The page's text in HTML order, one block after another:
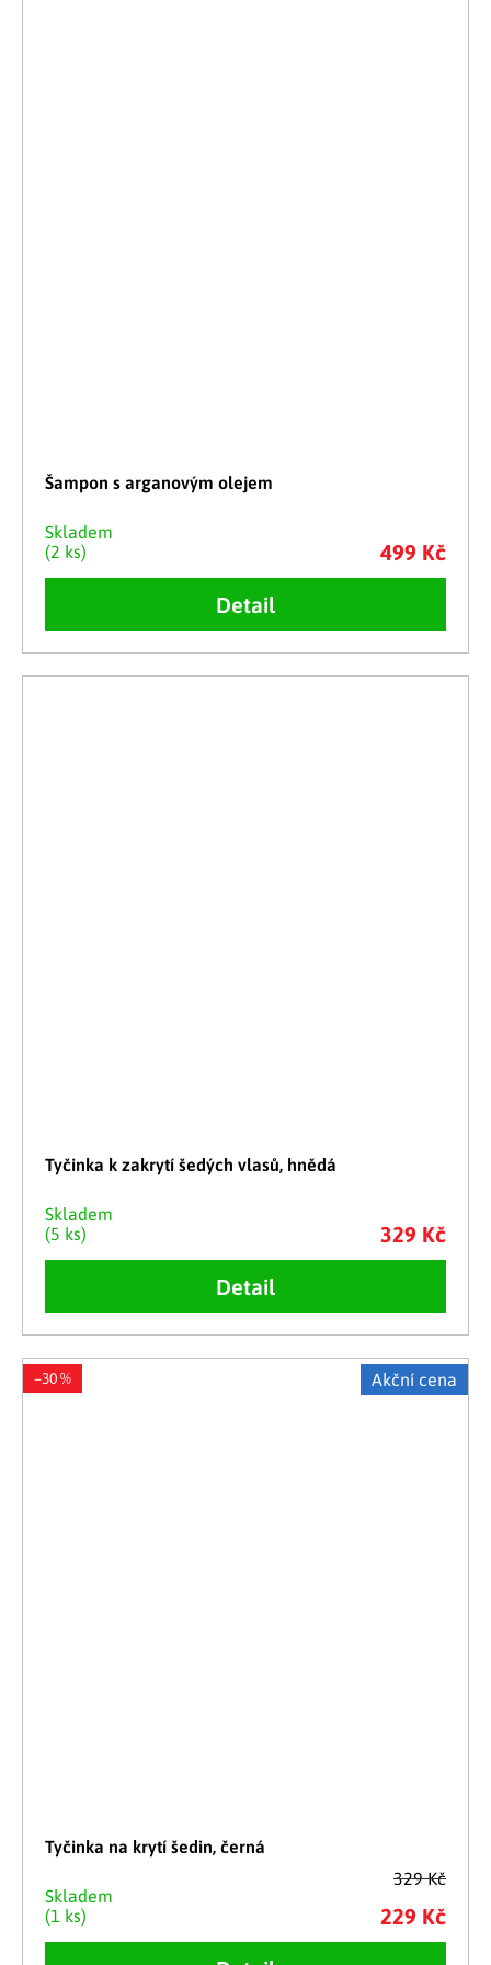
Šampon s arganovým olejem
Skladem
(2 ks)
499 Kč
Detail
Tyčinka k zakrytí šedých vlasů, hnědá
Skladem
(5 ks)
329 Kč
Detail
Akční cena
329 Kč
–30 %
Tyčinka na krytí šedin, černá
Skladem
(1 ks)
229 Kč